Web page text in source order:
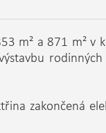
m² a 871 m² v
zakončená